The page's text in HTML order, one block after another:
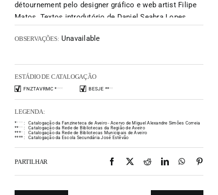
détournement pelo designer gráfico e web artist Filipe
Matos. Textos introdutório de Daniel Seabra Lopes.
OBSERVAÇÕES: Unavailable
ESTÁDIO DE CATALOGAÇÃO
FNZTAVRMC **** BESJE ****
LEGENDA:
** * * :
Catalogação da Fanzineteca de Aveiro - Acervo de Miguel Alexandre Simões Correia
** * * :
Catalogação da Rede de Bibliotecas da Região de Aveiro
**** :
Catalogação da Rede de Bibliotecas Municipais de Aveiro
**** : Catalogação da Escola Secundária José Estêvão
PARTILHAR Facebook
X RedditLinkedIn